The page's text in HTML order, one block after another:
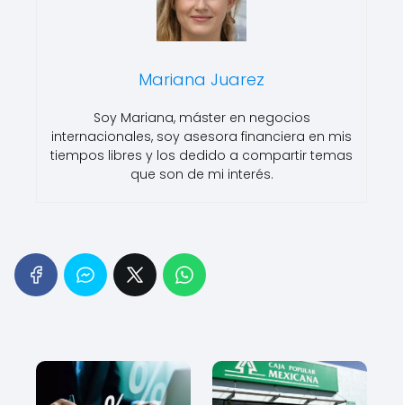
Mariana Juarez
Soy Mariana, máster en negocios
internacionales, soy asesora financiera en mis
tiempos libres y los dedido a compartir temas
que son de mi interés.